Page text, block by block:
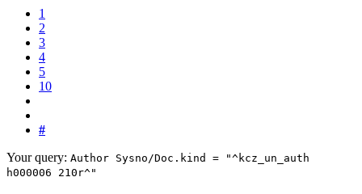
1
2
3
4
5
10
#
Your query: Author Sysno/Doc.kind = "^kcz_un_auth
h000006 210r^"